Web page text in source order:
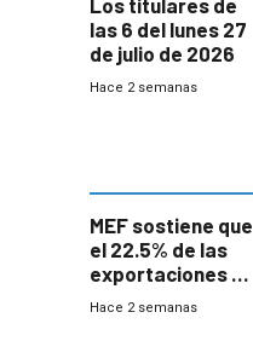
las 6 del lunes 27
de julio de 2026
Hace 2 semanas
MEF sostiene que
el 22.5% de las
exportaciones a
EE.UU se verán
Hace 2 semanas